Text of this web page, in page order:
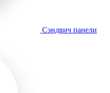
Сэндвич панели